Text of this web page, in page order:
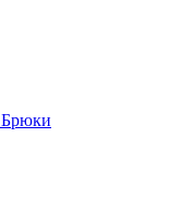
Брюки